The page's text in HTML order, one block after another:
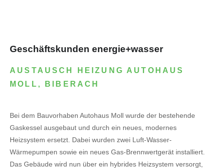
Geschäftskunden energie+wasser
AUSTAUSCH HEIZUNG AUTOHAUS
MOLL, BIBERACH
Bei dem Bauvorhaben Autohaus Moll wurde der bestehende
Gaskessel ausgebaut und durch ein neues, modernes
Heizsystem ersetzt. Dabei wurden zwei Luft-Wasser-
Wärmepumpen sowie ein neues Gas-Brennwertgerät installiert.
Das Gebäude wird nun über ein hybrides Heizsystem versorgt,